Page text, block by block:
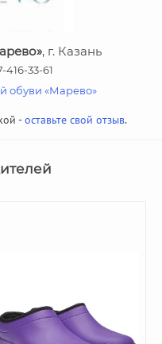
, г. Казань
33-61
обуви «Марево»
-оставьте свой отзыв.